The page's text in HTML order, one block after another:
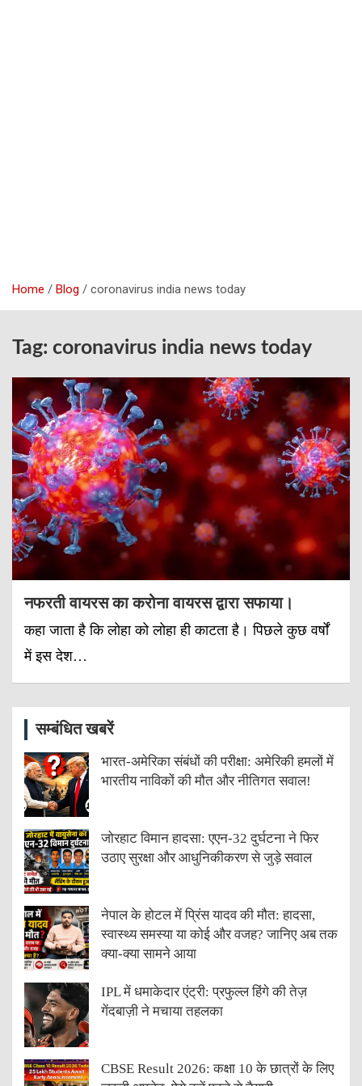
Home Blog coronavirus india news today
Tag: coronavirus india news today
नफरती वायरस का करोना वायरस द्वारा सफाया।
कहा जाता है कि लोहा को लोहा ही काटता है। पिछले कुछ वर्षों
में इस देश…
सम्बंधित खबरें
भारत-अमेरिका संबंधों की परीक्षा: अमेरिकी हमलों में
भारतीय नाविकों की मौत और नीतिगत सवाल!
जोरहाट विमान हादसा: एएन-32 दुर्घटना ने फिर
उठाए सुरक्षा और आधुनिकीकरण से जुड़े सवाल
नेपाल के होटल में प्रिंस यादव की मौत: हादसा,
स्वास्थ्य समस्या या कोई और वजह? जानिए अब तक
क्या-क्या सामने आया
IPL में धमाकेदार एंट्री: प्रफुल्ल हिंगे की तेज़
गेंदबाज़ी ने मचाया तहलका
CBSE Result 2026: कक्षा 10 के छात्रों के लिए